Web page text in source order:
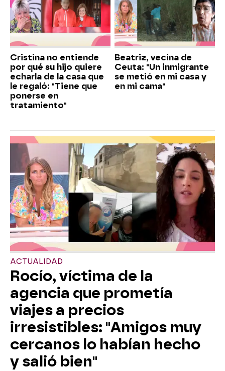
Cristina no entiende
por qué su hijo quiere
echarla de la casa que
le regaló: "Tiene que
ponerse en
tratamiento"
Beatriz, vecina de
Ceuta: "Un inmigrante
se metió en mi casa y
en mi cama"
ACTUALIDAD
Rocío, víctima de la
agencia que prometía
viajes a precios
irresistibles: "Amigos muy
cercanos lo habían hecho
y salió bien"